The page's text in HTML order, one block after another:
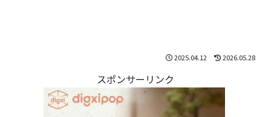
2025.04.12 2026.05.28
スポンサーリンク